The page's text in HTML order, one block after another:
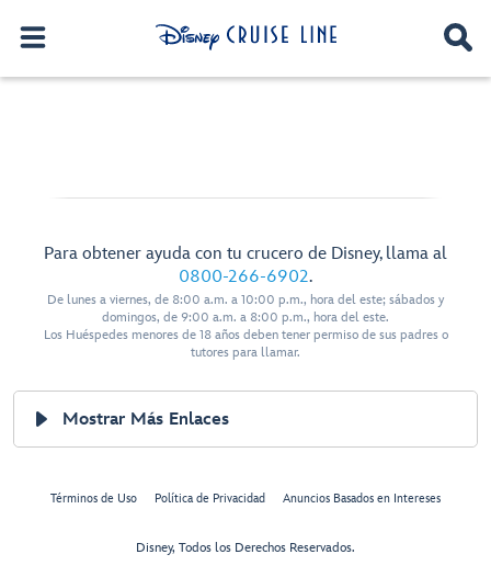
Para obtener ayuda con tu crucero de Disney, llama al
0800-266-6902.
De lunes a viernes, de 8:00 a.m. a 10:00 p.m., hora del este; sábados y
domingos, de 9:00 a.m. a 8:00 p.m., hora del este.
Los Huéspedes menores de 18 años deben tener permiso de sus padres o
tutores para llamar.
Mostrar Más Enlaces
Términos de Uso Política de Privacidad Anuncios Basados en Intereses
Disney, Todos los Derechos Reservados.